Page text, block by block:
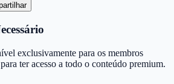
exclusivamente para os membros
ter acesso a todo o conteúdo premium.